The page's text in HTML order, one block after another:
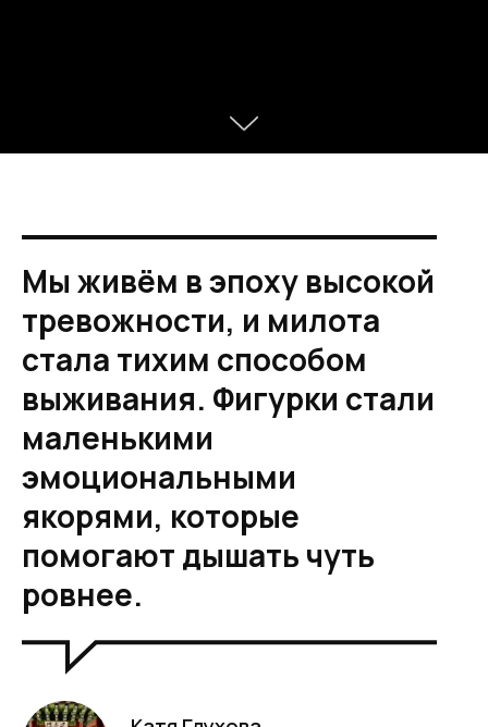
Мы живём в эпоху высокой
тревожности, и милота
стала тихим способом
выживания. Фигурки стали
маленькими
эмоциональными
якорями, которые
помогают дышать чуть
ровнее.